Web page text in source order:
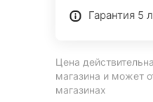
Гарантия 5
Цена
магазина и может
магазинах